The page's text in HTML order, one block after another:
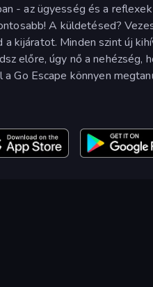
- az ügyesség és a
A küldetésed?
kijáratot. Minden szint új
előre, úgy nő a nehézség,
Go Escape könnyen